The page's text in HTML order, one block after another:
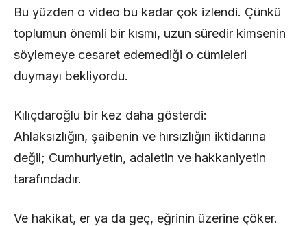
Bu yüzden o video bu kadar çok izlendi. Çünkü
toplumun önemli bir kısmı, uzun süredir kimsenin
söylemeye cesaret edemediği o cümleleri
duymayı bekliyordu.
Kılıçdaroğlu bir kez daha gösterdi:
Ahlaksızlığın, şaibenin ve hırsızlığın iktidarına
değil; Cumhuriyetin, adaletin ve hakkaniyetin
tarafındadır.
Ve hakikat, er ya da geç, eğrinin üzerine çöker.